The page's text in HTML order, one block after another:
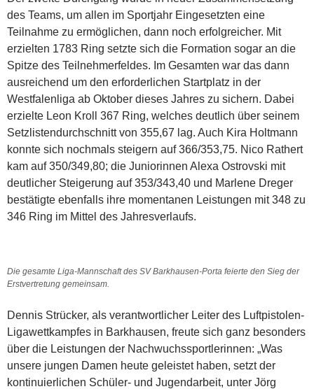
des Teams, um allen im Sportjahr Eingesetzten eine
Teilnahme zu ermöglichen, dann noch erfolgreicher. Mit
erzielten 1783 Ring setzte sich die Formation sogar an die
Spitze des Teilnehmerfeldes. Im Gesamten war das dann
ausreichend um den erforderlichen Startplatz in der
Westfalenliga ab Oktober dieses Jahres zu sichern. Dabei
erzielte Leon Kroll 367 Ring, welches deutlich über seinem
Setzlistendurchschnitt von 355,67 lag. Auch Kira Holtmann
konnte sich nochmals steigern auf 366/353,75. Nico Rathert
kam auf 350/349,80; die Juniorinnen Alexa Ostrovski mit
deutlicher Steigerung auf 353/343,40 und Marlene Dreger
bestätigte ebenfalls ihre momentanen Leistungen mit 348 zu
346 Ring im Mittel des Jahresverlaufs.
Die gesamte Liga-Mannschaft des SV Barkhausen-Porta feierte den Sieg der
Erstvertretung gemeinsam.
Dennis Strücker, als verantwortlicher Leiter des Luftpistolen-
Ligawettkampfes in Barkhausen, freute sich ganz besonders
über die Leistungen der Nachwuchssportlerinnen: „Was
unsere jungen Damen heute geleistet haben, setzt der
kontinuierlichen Schüler- und Jugendarbeit, unter Jörg